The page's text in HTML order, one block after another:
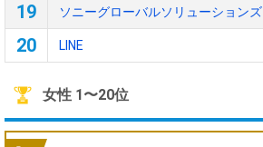
19 ソニーグローバルソリューションズ
20 LINE
女性 1〜20位